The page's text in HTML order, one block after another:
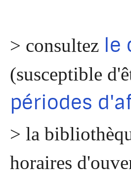
> consultez le
(susceptible
périodes
> la
horaires